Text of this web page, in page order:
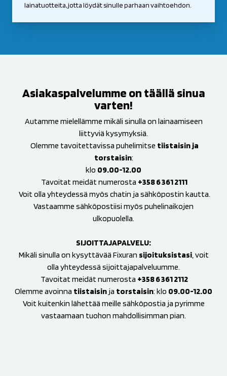
lainatuotteita, jotta löydät sinulle parhaan vaihtoehdon.
Asiakaspalvelumme on täällä sinua
varten!
Autamme mielellämme mikäli sinulla on lainaamiseen
liittyviä kysymyksiä.
Olemme tavoitettavissa puhelimitse tiistaisinja
torstaisin:
klo 09.00-12.00
Tavoitat meidät numerosta +358 6 361 2111
Voit olla yhteydessä myös chatin ja sähköpostin kautta.
Vastaamme sähköpostiisi myös puhelinaikojen
ulkopuolella.
SIJOITTAJAPALVELU:
Mikäli sinulla on kysyttävää Fixuran sijoituksistasi, voit
olla yhteydessä sijoittajapalveluumme.
Tavoitat meidät numerosta +358 6 361 2112
Olemme avoinna tiistaisin ja torstaisin: klo 09.00-12.00
Voit kuitenkin lähettää meille sähköpostia ja pyrimme
vastaamaan tuohon mahdollisimman pian.